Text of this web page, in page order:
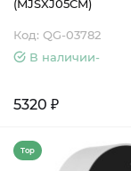
(MJSXJ05CM)
Код: QG-03782
В наличии-
5320 ₽
Top